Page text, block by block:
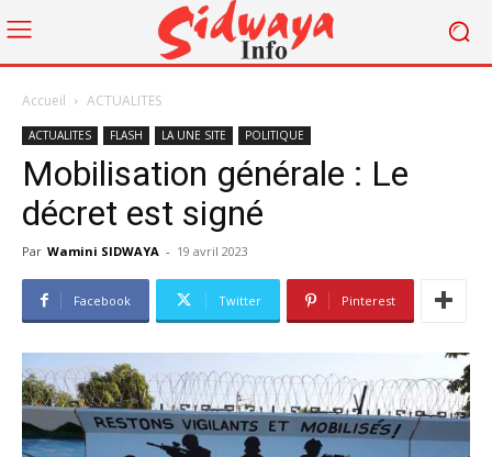
Accueil ACTUALITES
ACTUALITES FLASH LA UNE SITE POLITIQUE
Mobilisation générale : Le
décret est signé
Par Wamini SIDWAYA - 19 avril 2023
Facebook Twitter Pinterest